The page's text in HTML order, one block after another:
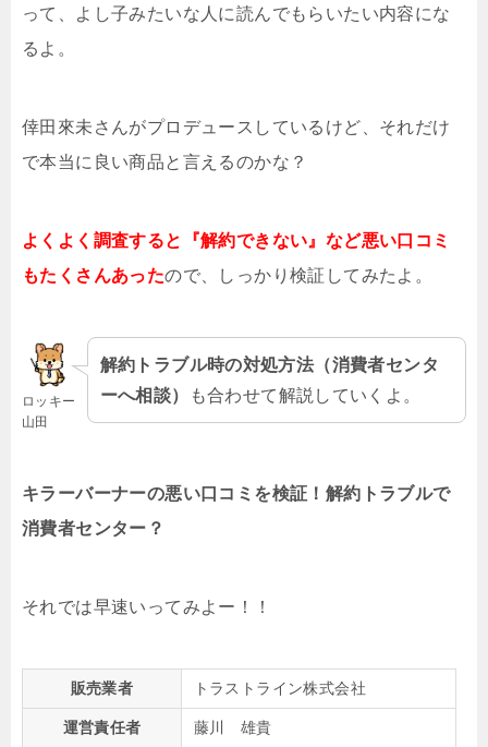
って、よし子みたいな人に読んでもらいたい内容にな
るよ。
倖田來未さんがプロデュースしているけど、それだけ
で本当に良い商品と言えるのかな？
よくよく調査すると『解約できない』など悪い口コミ
もたくさんあったので、しっかり検証してみたよ。
ロッキー
山田
解約トラブル時の対処方法（消費者センタ
ーへ相談）
も合わせて解説していくよ。
キラーバーナーの悪い口コミを検証！解約トラブルで
消費者センター？
それでは早速いってみよー！！
販売業者 トラストライン株式会社
運営責任者 藤川 雄貴